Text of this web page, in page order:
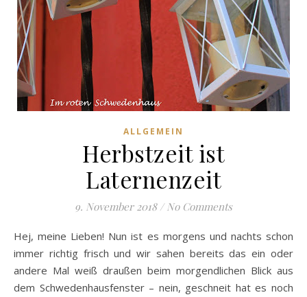
ALLGEMEIN
Herbstzeit ist
Laternenzeit
9. November 2018 / No Comments
Hej, meine Lieben! Nun ist es morgens und nachts schon
immer richtig frisch und wir sahen bereits das ein oder
andere Mal weiß draußen beim morgendlichen Blick aus
dem Schwedenhausfenster – nein, geschneit hat es noch